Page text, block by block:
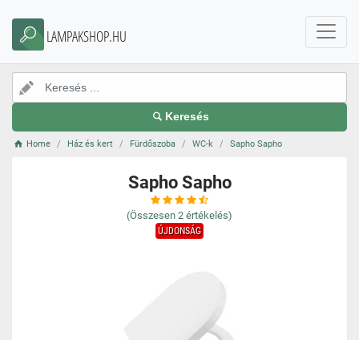
LAMPAKSHOP.HU
Keresés
Home Ház és kert Fürdőszoba WC-k Sapho Sapho
Sapho Sapho
(Összesen 2 értékelés)
ÚJDONSÁG